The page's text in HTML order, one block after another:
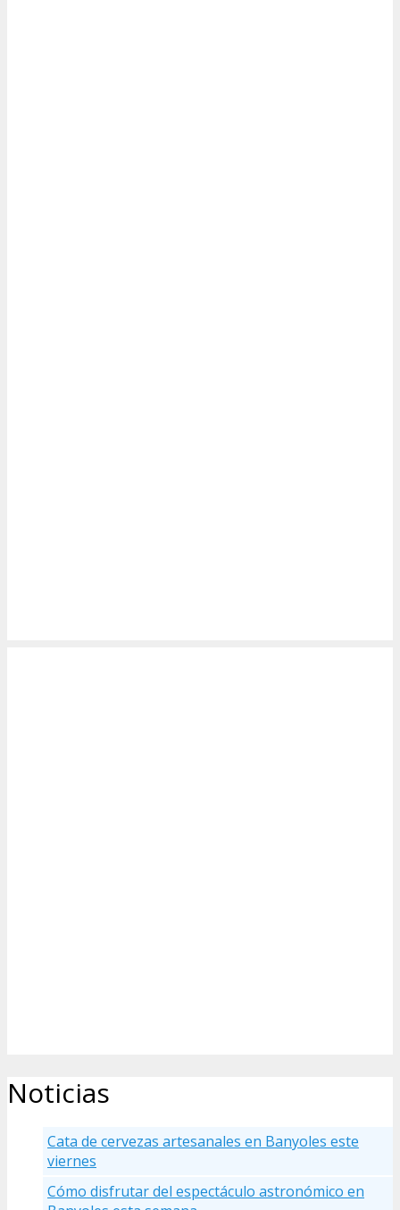
Noticias
Cata de cervezas artesanales en Banyoles este
viernes
Cómo disfrutar del espectáculo astronómico en